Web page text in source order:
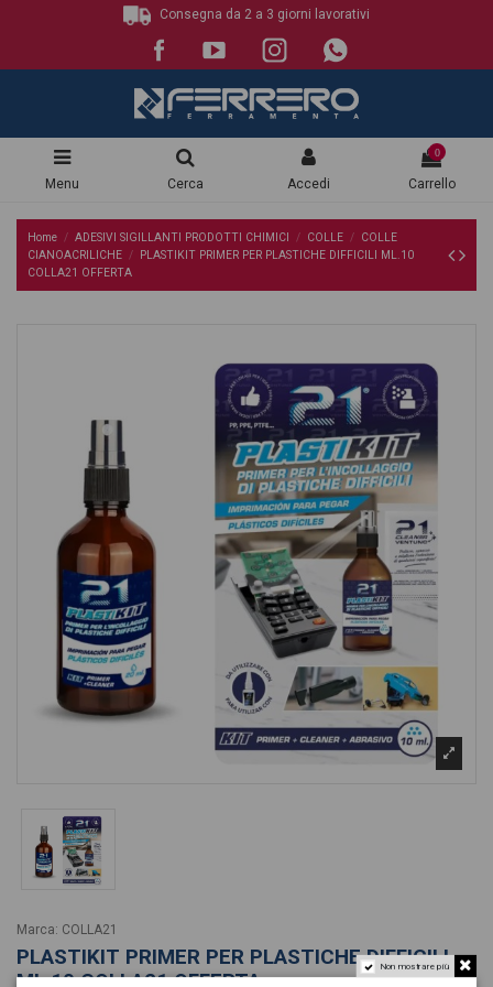
Consegna da 2 a 3 giorni lavorativi
Menu Cerca Accedi
0
Carrello
Home ADESIVI SIGILLANTI PRODOTTI CHIMICI COLLE
COLLE
CIANOACRILICHE
PLASTIKIT PRIMER PER PLASTICHE DIFFICILI ML.10
COLLA21 OFFERTA
PLASTIKIT PRIMER PER PLASTICHE DIFFICILI
ML.10 COLLA21 OFFERTA
Marca: COLLA21
Non mostrare più